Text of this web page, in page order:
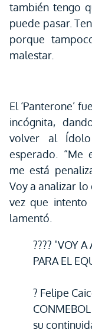
también tengo
puede pasar.
porque
malestar.
El ‘Panterone’
incógnita,
volver al
esperado. “Me
me está
Voy a analizar
vez que intento
lamentó.
???? "VOY
PARA EL
? Felipe
CONMEBOL
su